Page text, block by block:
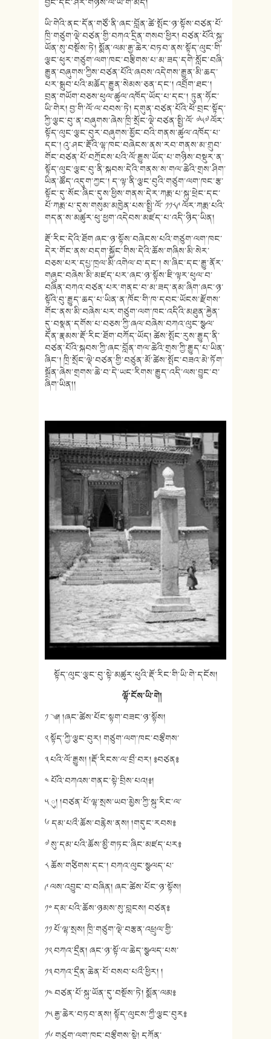
ཡི་གེའི་ནང་དོན་གཙོ་ནི་ཞང་བློན་ཚེ་སྤོང་ཉ་སྟོས་བཙན་པོ་
ཁྲི་གཙུག་ལྡེ་བཙན་གྱི་བཀའ་དྲིན་གསབ་ཕྱིར། བཙན་པོའི་སྐུ་
ཡོན་སུ་བསྔོས་ཏེ། སྨོན་ལམ་རྒྱ་ཆེར་བཏབ་ནས་སྟོད་ལུང་གི་
ལྕང་ཕུར་གཙུག་ལག་ཁང་བརྩིགས་པ་མ་ཟད་དགེ་སློང་བཞི་
རྒྱུན་བཞུགས་ཀྱིས་བཙན་པོའི་ཞབས་འདེགས་རྒྱུན་མི་ཆད་
པར་སྒྲུབ་པའི་མཆོད་རྒྱུན་སེམས་ཅན་དང༌། འབྲོག་ཐང༌།
བྲན་གཡོག་བཅས་ཕུལ་ཚུལ་འཁོད་ཡོད་པ་དང༌། ཏུན་ཧོང་
ཡི་གེར། བྱ་གི་ལོ་ལ་བབས་ཏེ། དགུན་བཙན་པོའི་ཕོ་བྲང་སྟོད་
ཀྱི་ལྕང་བུ་ན་བཞུགས་ཞེས་ཁྲི་སྲོང་ལྡེ་བཙན་སྤྱི་ལོ་ ༧༥༧ ལོར་
སྟོད་ལུང་ལྕང་བུར་བཞུགས་མྱོང་བའི་གནས་ཚུལ་འཁོད་པ་
དང༌། འུ་ཤང་རྡོའི་ལྷ་ཁང་བཞེངས་ནས་རབ་གནས་མ་གྲུབ་
གོང་བཙན་པོ་བཀྲོངས་པའི་ལོ་རྒྱུས་ཡོད་པ་གཉིས་བསྡུར་ན་
སྟོད་ལུང་ལྕང་བུ་ནི་སྐབས་དེའི་གནས་ས་གལ་ཆེའི་གྲས་ཤིག་
ཡིན་ཚོད་འདུག་ཀྱང༌། ད་ལྟ་ནི་ལྕང་བུའི་གཙུག་ལག་ཁང་རྩ་
སྟོང་དུ་སོང་ཞིང་དུས་ཕྱིས་གནས་དེར་ཀརྨ་པ་སྐུ་ཕྲེང་དང་
པོ་ཀརྨ་པ་དུས་གསུམ་མཁྱེན་པས་སྤྱི་ལོ་ ༡༡༨༩ ལོར་ཀརྨ་པའི་
གདན་ས་མཚུར་ཕུ་ཕྱག་འདེབས་མཛད་པ་འདི་ཉིད་ཡིན།
རྡོ་རིང་དེའི་ཐོག ཞང་ཉ་སྟོས་བཞེངས་པའི་གཙུག་ལག་ཁང་
དེར་གོང་ནས་བདག་སྐྱོང་གིས་དེའི་ཆོས་གཞིས་མི་སེར་
བཅས་པར་དཔྱ་ཁྲལ་མི་འགེལ་བ་དང༌། ས་ཞིང་དང་རྒྱུ་ནོར་
གཞུང་བཞེས་མི་མཛད་པར་ཞང་ཉ་སྟོས་ཇི་ལྟར་ཕུལ་བ་
བཞིན་བཀའ་བཙན་པར་གནང་བ་མ་ཟད་ནམ་ཞིག་ཞང་ཉ་
སྟོའི་བུ་རྒྱུད་ཆད་པ་ཡིན་ན་ཁོང་གི་ཁ་དབང་ཡོངས་རྫོགས་
གོང་ནས་མི་བཞེས་པར་གཙུག་ལག་ཁང་འདིའི་མཐུན་རྐྱེན་
དུ་བསྣན་དགོས་པ་བཅས་ཀྱི་ཞལ་བཞེས་བཀའ་ལུང་སྩལ་
དོན་རྣམས་རྡོ་རིང་ཐོག་བཀོད་ཡོད། ཚེས་སྤོང་རུས་རྒྱུད་ནི་
བཙན་པོའི་སྐབས་ཀྱི་ཞང་བློན་གལ་ཆེའི་གྲས་ཀྱི་རྒྱུད་པ་ཡིན་
ཞིང༌། ཁྲི་སྲོང་ལྡེ་བཙན་གྱི་བཙུན་མོ་ཚེས་སྤོང་བཟའ་མེ་ཏོག་
སྒྲོན་ཞེས་གྲགས་ཆེ་བ་དེ་ཡང་རིགས་རྒྱུད་འདི་ལས་བྱུང་བ་
ཞིག་ཡིན།།
སྟོད་ལུང་ལྕང་བུ་སྟེ་མཚུར་ཕུའི་རྡོ་རིང་གི་ཡི་གེ་དངོས།
ལྷོ་ངོས་ཡི་གེ།
༡ ༄། །ཞང་ཚེས་པོང་སྟག་བཟང་ཉ་སྟོས།
༢ སྟོད་ཀྱི་ལྕང་བུར། གཙུག་ལག་ཁང་བརྩྀགས་
༣ པའི་ལོ་རྒྱུས། །རྡོ་རིངས་ལ་བྲྀ་བར། ༔བཙན༔
༤ པོའི་བཀའས་གནང་སྟེ་བྲིས་པའ།༔།
༥ ུ། །བཙན་པོ་ལྷ་སྲས་ཡབ་མྱེས་ཀྱི་སྐུ་རིང་ལ་
༦ དམ་པའྀ་ཆོས་བརྙེས་ནས། །གདུང་རབས༔
༧ སུ་དམ་པའི་ཆོས་མྱྀ་གཏང་ཞིང་མཛད་པར༔
༨ ཆོས་གཙིགས་དང༌། བཀའ་ལུང་སྩལད་པ་
༩ ལས་འབྱུང་བ་བཞིན། ཞང་ཚེས་པོང་ཉ་སྟོས།
༡༠ དམ་པའི་ཆོས་ཉམས་སུ་བླངས། བཙན༔
༡༡ པོ་ལྷ་སྲས། ཁྲི་གཙུག་ལྡེ་བརྩན་འཕྲུལ་གྱི་
༡༢ བཀའ་དྲྀན། ཞང་ཉ་སྟོ་ལ་ཆེད་སྩལད་པས་
༡༣ བཀའ་དྲྀན་ཆེན་པོ་བསབ་པའྀ་ཕྱིར། །
༡༤ བཙན་པོ་སྐུ་ཡོན་དུ་བསྔོས་ཏེ། སྨོན་ལམ༔
༡༥ རྒྱ་ཆེར་བཏབ་ནས། སྟོད་ལུངས་ཀྱྀ་ལྕང་བུར༔
༡༦ གཙུག་ལག་ཁང་བརྩྀགས་སྟེ། དཀོན་